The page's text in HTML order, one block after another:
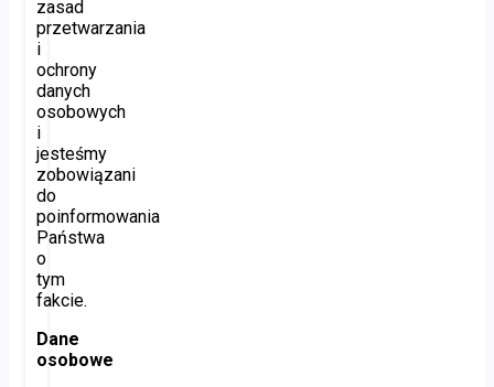
zasad
przetwarzania
i
ochrony
danych
osobowych
i
jesteśmy
zobowiązani
do
poinformowania
Państwa
o
tym
fakcie.
Dane
osobowe